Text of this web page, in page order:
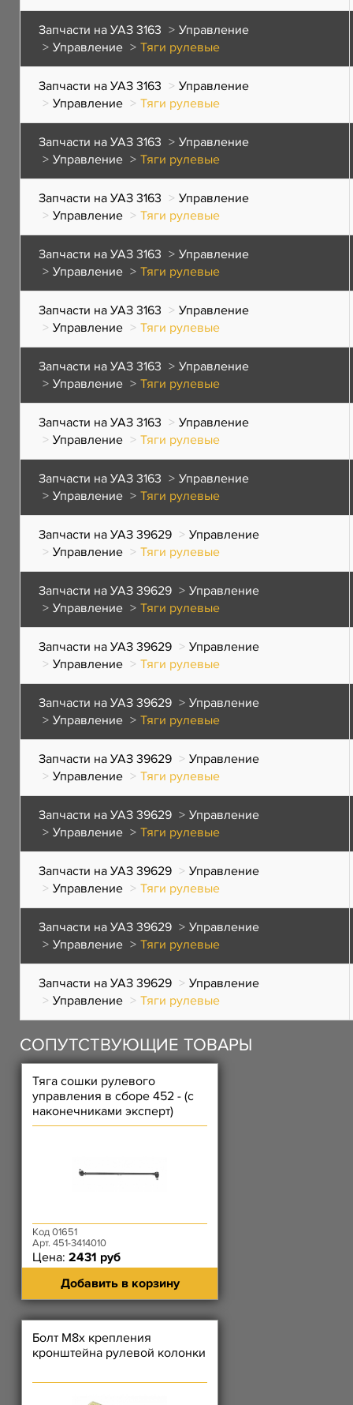
Запчасти на УАЗ 3163
Управление
Управление
Тяги рулевые
Запчасти на УАЗ 3163
Управление
Управление
Тяги рулевые
Запчасти на УАЗ 3163
Управление
Управление
Тяги рулевые
Запчасти на УАЗ 3163
Управление
Управление
Тяги рулевые
Запчасти на УАЗ 3163
Управление
Управление
Тяги рулевые
Запчасти на УАЗ 3163
Управление
Управление
Тяги рулевые
Запчасти на УАЗ 3163
Управление
Управление
Тяги рулевые
Запчасти на УАЗ 3163
Управление
Управление
Тяги рулевые
Запчасти на УАЗ 3163
Управление
Управление
Тяги рулевые
Запчасти на УАЗ 39629
Управление
Управление
Тяги рулевые
Запчасти на УАЗ 39629
Управление
Управление
Тяги рулевые
Запчасти на УАЗ 39629
Управление
Управление
Тяги рулевые
Запчасти на УАЗ 39629
Управление
Управление
Тяги рулевые
Запчасти на УАЗ 39629
Управление
Управление
Тяги рулевые
Запчасти на УАЗ 39629
Управление
Управление
Тяги рулевые
Запчасти на УАЗ 39629
Управление
Управление
Тяги рулевые
Запчасти на УАЗ 39629
Управление
Управление
Тяги рулевые
Запчасти на УАЗ 39629
Управление
Управление
Тяги рулевые
СОПУТСТВУЮЩИЕ ТОВАРЫ
Тяга сошки рулевого
управления в сборе 452 - (с
наконечниками эксперт)
Код 01651
Арт. 451-3414010
Цена: 2431 руб
Добавить в корзину
Болт М8х крепления
кронштейна рулевой колонки